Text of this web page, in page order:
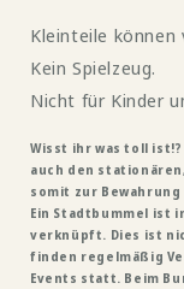
Kleinteile können
Kein Spielzeug.
Nicht für Kinder
Wisst ihr was toll
auch den
somit zur
Ein Stadtbummel ist
verknüpft. Dies ist
finden regelmäßig
Events statt. Beim